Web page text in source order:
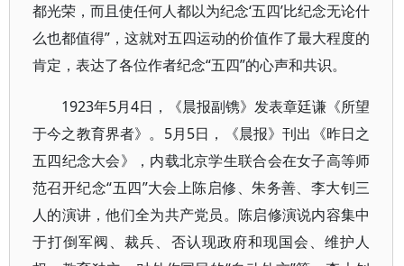
都光荣，而且使任何人都以为纪念‘五四’比纪念无论什
么也都值得”，这就对五四运动的价值作了最大程度的
肯定，表达了各位作者纪念“五四”的心声和共识。
1923年5月4日，《晨报副镌》发表章廷谦《所望
于今之教育界者》。5月5日，《晨报》刊出《昨日之
五四纪念大会》，内载北京学生联合会在女子高等师
范召开纪念“五四”大会上陈启修、朱务善、李大钊三
人的演讲，他们全为共产党员。陈启修演说内容集中
于打倒军阀、裁兵、否认现政府和现国会、维护人